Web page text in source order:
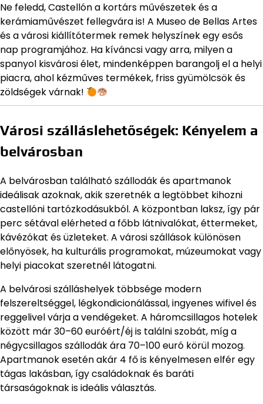
Ne feledd, Castellón a kortárs művészetek és a
kerámiaművészet fellegvára is! A Museo de Bellas Artes
és a városi kiállítótermek remek helyszínek egy esős
nap programjához. Ha kíváncsi vagy arra, milyen a
spanyol kisvárosi élet, mindenképpen barangolj el a helyi
piacra, ahol kézműves termékek, friss gyümölcsök és
zöldségek várnak!
Városi szálláslehetőségek: Kényelem a
belvárosban
A belvárosban található szállodák és apartmanok
ideálisak azoknak, akik szeretnék a legtöbbet kihozni
castellóni tartózkodásukból. A központban laksz, így pár
perc sétával elérheted a főbb látnivalókat, éttermeket,
kávézókat és üzleteket. A városi szállások különösen
előnyösek, ha kulturális programokat, múzeumokat vagy
helyi piacokat szeretnél látogatni.
A belvárosi szálláshelyek többsége modern
felszereltséggel, légkondicionálással, ingyenes wifivel és
reggelivel várja a vendégeket. A háromcsillagos hotelek
között már 30–60 euróért/éj is találni szobát, míg a
négycsillagos szállodák ára 70–100 euró körül mozog.
Apartmanok esetén akár 4 fő is kényelmesen elfér egy
tágas lakásban, így családoknak és baráti
társaságoknak is ideális választás.